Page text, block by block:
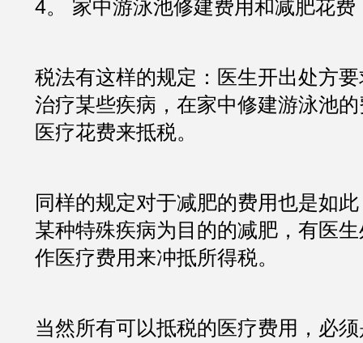
4。 家中游泳池修建费用和减肥花费
税法有这样的规定：医生开出处方
治疗某些疾病，在家中修建游泳池
医疗花费来抵税。
同样的规定对于减肥的费用也是如
某种特殊疾病为目的的减肥，有医
作医疗费用来冲抵所得税。
当然所有可以抵税的医疗费用，必